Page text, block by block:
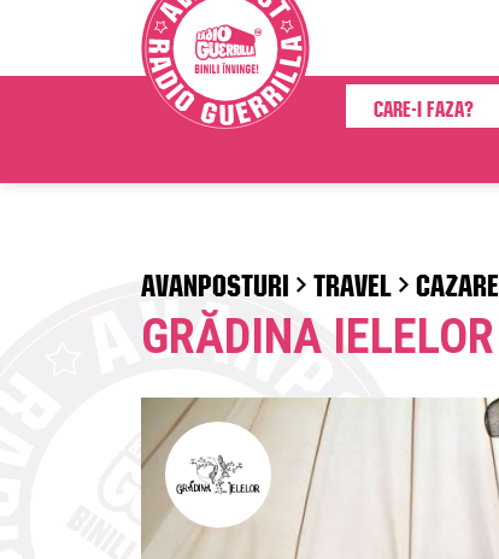
Care-i faza?
AVANPOSTURI TRAVEL CAZARE
GRĂDINA IELELOR